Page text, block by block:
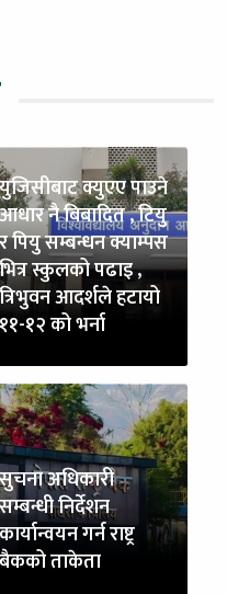
युजिसीबाट क्युएए पाउने
आधार नै बिबादित , टियु
र पियु सम्बन्धन क्याम्पस
भित्र स्कुलको पढाइ ,
त्रिभुवन आदर्शले हटायो
११-१२ को भर्ना
सुचना अधिकारी
सम्बन्धी निर्देशन
कार्यान्वयन गर्न राष्ट्र
बैकको ताकेता